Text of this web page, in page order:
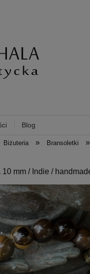
Blog
Biżuteria » Bransoletki »
mm / Indie /